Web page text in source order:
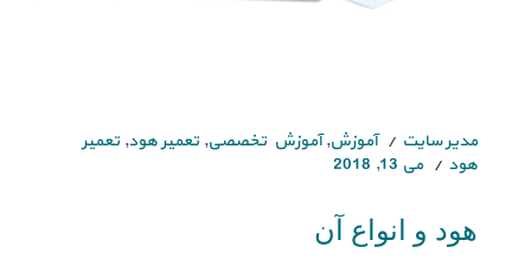
مدیر سایت آموزش,آموزش تخصصی, تعمیر هود, تعمیر
هود
می 13, 2018
هود و انواع آن